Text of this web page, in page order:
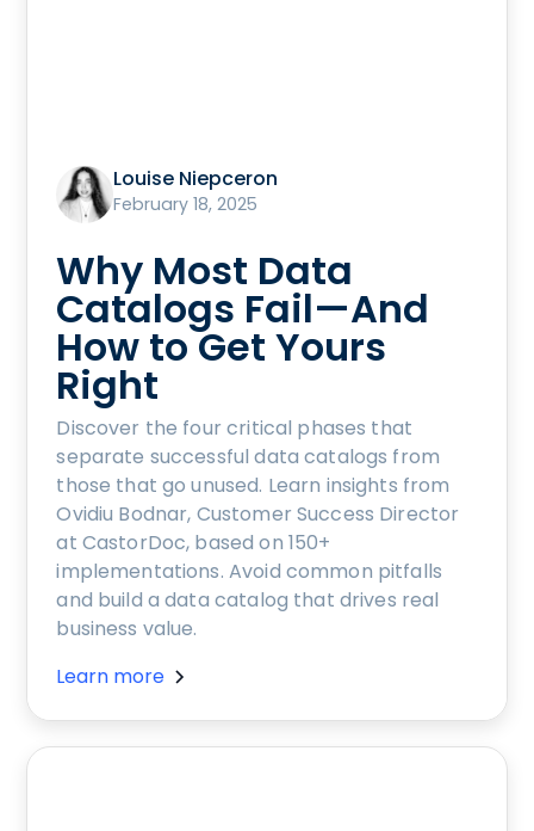
Louise Niepceron
February 18, 2025
Why Most Data
Catalogs Fail—And
How to Get Yours
Right
Discover the four critical phases that
separate successful data catalogs from
those that go unused. Learn insights from
Ovidiu Bodnar, Customer Success Director
at CastorDoc, based on 150+
implementations. Avoid common pitfalls
and build a data catalog that drives real
business value.
Learn more